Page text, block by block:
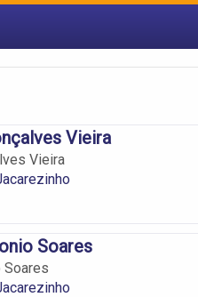
Vieira
Vieira
Soares
Soares